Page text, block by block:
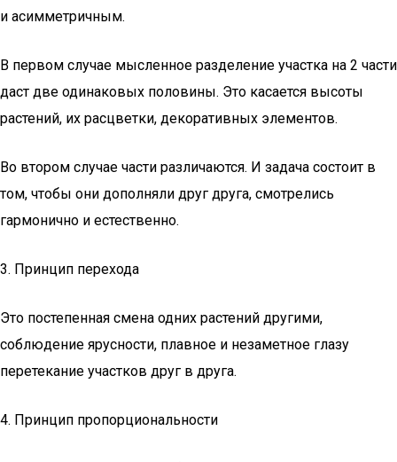
и асимметричным.
В первом случае мысленное разделение участка на 2 части
даст две одинаковых половины. Это касается высоты
растений, их расцветки, декоративных элементов.
Во втором случае части различаются. И задача состоит в
том, чтобы они дополняли друг друга, смотрелись
гармонично и естественно.
3. Принцип перехода
Это постепенная смена одних растений другими,
соблюдение ярусности, плавное и незаметное глазу
перетекание участков друг в друга.
4. Принцип пропорциональности